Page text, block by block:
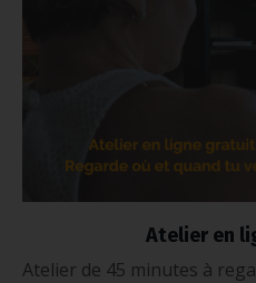
Atelier en
Atelier de 45 minutes à